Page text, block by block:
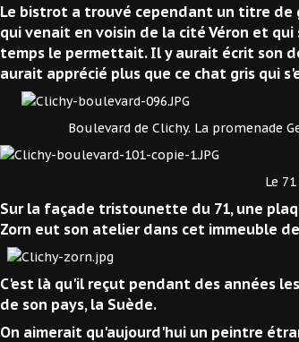
Le bistrot a trouvé cependant un titre de
qui venait en voisin de la cité Véron et
temps le permettait. Il y aurait écrit son
aurait apprécié plus que ce chat gris qui
Boulevard de Clichy. La promenade
Le 71
Sur la façade tristounette du 71, une
Zorn eut son atelier dans cet immeuble de
C'est là qu'il reçut pendant des années
de son pays, la Suède.
On aimerait qu'aujourd'hui un peintre